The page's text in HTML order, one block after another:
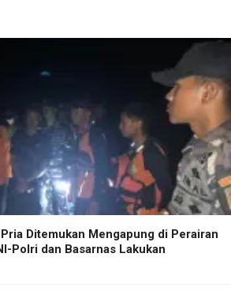
Ditemukan Mengapung di Perairan
Polri dan Basarnas Lakukan